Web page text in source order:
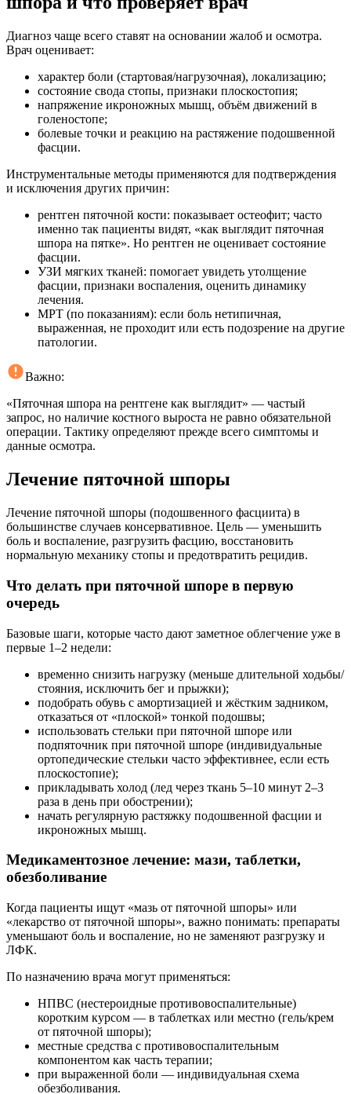
Диагноз чаще всего ставят на основании жалоб и осмотра.
Врач оценивает:
характер боли (стартовая/нагрузочная), локализацию;
состояние свода стопы, признаки плоскостопия;
напряжение икроножных мышц, объём движений в
голеностопе;
болевые точки и реакцию на растяжение подошвенной
фасции.
Инструментальные методы применяются для подтверждения
и исключения других причин:
рентген пяточной кости: показывает остеофит; часто
именно так пациенты видят, «как выглядит пяточная
шпора на пятке». Но рентген не оценивает состояние
фасции.
УЗИ мягких тканей: помогает увидеть утолщение
фасции, признаки воспаления, оценить динамику
лечения.
МРТ (по показаниям): если боль нетипичная,
выраженная, не проходит или есть подозрение на другие
патологии.
Важно:
«Пяточная шпора на рентгене как выглядит» — частый
запрос, но наличие костного выроста не равно обязательной
операции. Тактику определяют прежде всего симптомы и
данные осмотра.
Лечение пяточной шпоры
Лечение пяточной шпоры (подошвенного фасциита) в
большинстве случаев консервативное. Цель — уменьшить
боль и воспаление, разгрузить фасцию, восстановить
нормальную механику стопы и предотвратить рецидив.
Что делать при пяточной шпоре в первую
очередь
Базовые шаги, которые часто дают заметное облегчение уже в
первые 1–2 недели:
временно снизить нагрузку (меньше длительной ходьбы/
стояния, исключить бег и прыжки);
подобрать обувь с амортизацией и жёстким задником,
отказаться от «плоской» тонкой подошвы;
использовать стельки при пяточной шпоре или
подпяточник при пяточной шпоре (индивидуальные
ортопедические стельки часто эффективнее, если есть
плоскостопие);
прикладывать холод (лед через ткань 5–10 минут 2–3
раза в день при обострении);
начать регулярную растяжку подошвенной фасции и
икроножных мышц.
Медикаментозное лечение: мази, таблетки,
обезболивание
Когда пациенты ищут «мазь от пяточной шпоры» или
«лекарство от пяточной шпоры», важно понимать: препараты
уменьшают боль и воспаление, но не заменяют разгрузку и
ЛФК.
По назначению врача могут применяться:
НПВС (нестероидные противовоспалительные)
коротким курсом — в таблетках или местно (гель/крем
от пяточной шпоры);
местные средства с противовоспалительным
компонентом как часть терапии;
при выраженной боли — индивидуальная схема
обезболивания.